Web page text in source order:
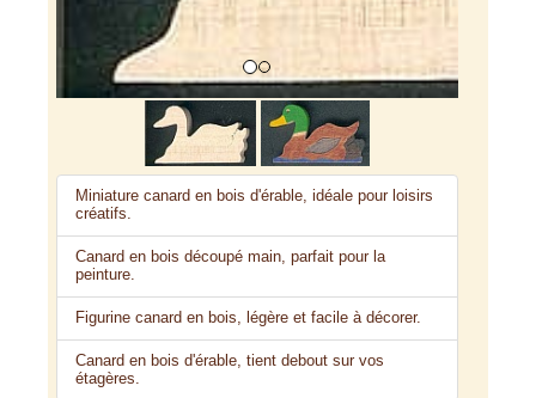
Miniature canard en bois d'érable, idéale pour loisirs
créatifs.
Canard en bois découpé main, parfait pour la
peinture.
Figurine canard en bois, légère et facile à décorer.
Canard en bois d'érable, tient debout sur vos
étagères.